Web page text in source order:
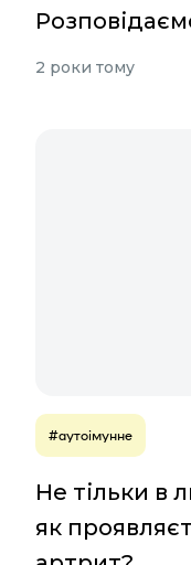
2 роки тому
#аутоімунне
Не тільки в
як